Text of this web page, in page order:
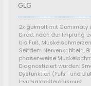
GLG
2x geimpft mit Comirnaty
Direkt nach der Impfung
bis Fuß,
Seitdem Nervenkribbeln,
phasenweise
Diagnostiziert wurden:
Dysfunktion (Puls- und
Hyperaldosteronismus